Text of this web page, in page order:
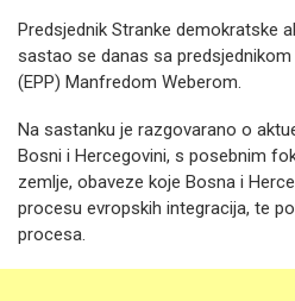
Predsjednik Stranke demokratske
sastao se danas sa
(EPP) Manfredom Weberom.
Na sastanku je razgovarano o
Bosni i Hercegovini, s posebnim
zemlje, obaveze koje Bosna i
procesu evropskih integracija, te
procesa.